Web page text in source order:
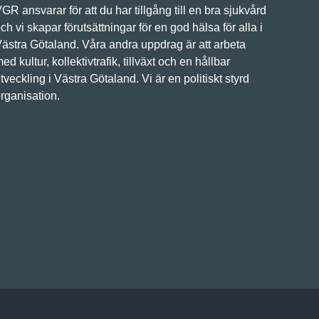
ansvarar för att du har tillgång till en bra sjukvård
vi skapar förutsättningar för en god hälsa för alla i
Götaland. Våra andra uppdrag är att arbeta
kultur, kollektivtrafik, tillväxt och en hållbar
i Västra Götaland. Vi är en politiskt styrd